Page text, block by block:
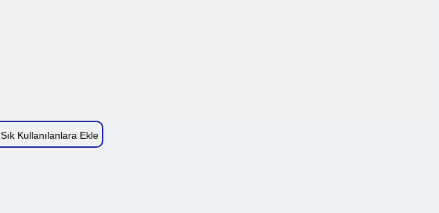
Sık Kullanılanlara Ekle